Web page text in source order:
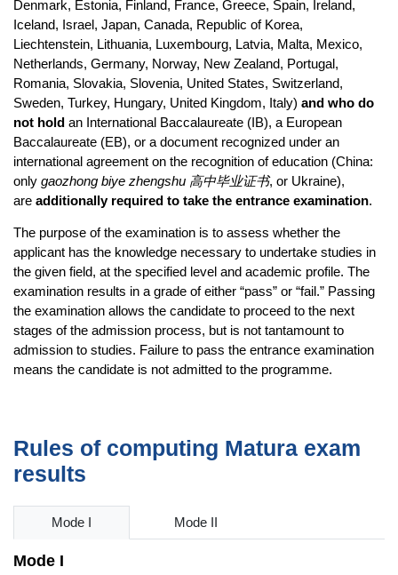
Denmark, Estonia, Finland, France, Greece, Spain, Ireland,
Iceland, Israel, Japan, Canada, Republic of Korea,
Liechtenstein, Lithuania, Luxembourg, Latvia, Malta, Mexico,
Netherlands, Germany, Norway, New Zealand, Portugal,
Romania, Slovakia, Slovenia, United States, Switzerland,
Sweden, Turkey, Hungary, United Kingdom, Italy) and who do
not hold an International Baccalaureate (IB), a European
Baccalaureate (EB), or a document recognized under an
international agreement on the recognition of education (China:
only gaozhong biye zhengshu 高中毕业证书, or Ukraine),
are additionally required to take the entrance examination.
The purpose of the examination is to assess whether the
applicant has the knowledge necessary to undertake studies in
the given field, at the specified level and academic profile. The
examination results in a grade of either “pass” or “fail.” Passing
the examination allows the candidate to proceed to the next
stages of the admission process, but is not tantamount to
admission to studies. Failure to pass the entrance examination
means the candidate is not admitted to the programme.
Rules of computing Matura exam
results
Mode I Mode II
Mode I